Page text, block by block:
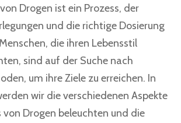
Drogen ist ein Prozess, der
und die richtige Dosierung
die ihren Lebensstil
sind auf der Suche nach
um ihre Ziele zu erreichen. In
wir die verschiedenen Aspekte
von Drogen beleuchten und die